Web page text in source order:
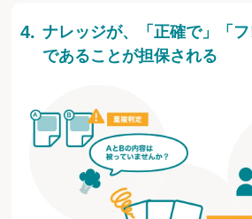
ナレッジが、「正確で」「フ
であることが担保される